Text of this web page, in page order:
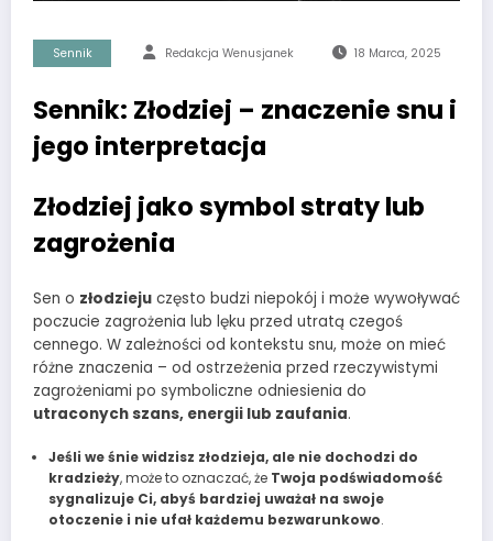
Sennik Redakcja Wenusjanek 18 Marca, 2025
Sennik: Złodziej – znaczenie snu i
jego interpretacja
Złodziej jako symbol straty lub
zagrożenia
Sen o złodzieju często budzi niepokój i może wywoływać
poczucie zagrożenia lub lęku przed utratą czegoś
cennego. W zależności od kontekstu snu, może on mieć
różne znaczenia – od ostrzeżenia przed rzeczywistymi
zagrożeniami po symboliczne odniesienia do
utraconych szans, energii lub zaufania.
Jeśli we śnie widzisz złodzieja, ale nie dochodzi do
kradzieży, może to oznaczać, że Twoja podświadomość
sygnalizuje Ci, abyś bardziej uważał na swoje
otoczenie i nie ufał każdemu bezwarunkowo.